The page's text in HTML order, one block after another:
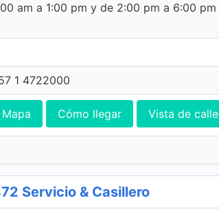
am a 1:00 pm y de 2:00 pm a 6:00 pm
1 4722000
Mapa Cómo llegar Vista de calle
Servicio & Casillero